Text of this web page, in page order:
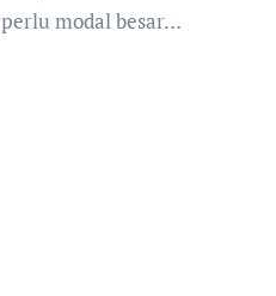
perlu modal besar…